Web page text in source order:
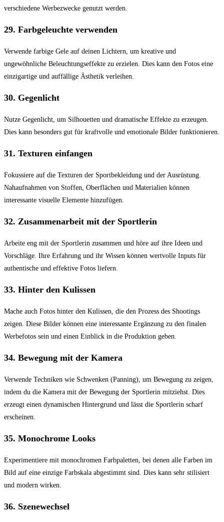
verschiedene Werbezwecke genutzt werden.
29. Farbgeleuchte verwenden
Verwende farbige Gele auf deinen Lichtern, um kreative und
ungewöhnliche Beleuchtungseffekte zu erzielen. Dies kann den Fotos eine
einzigartige und auffällige Ästhetik verleihen.
30. Gegenlicht
Nutze Gegenlicht, um Silhouetten und dramatische Effekte zu erzeugen.
Dies kann besonders gut für kraftvolle und emotionale Bilder funktionieren.
31. Texturen einfangen
Fokussiere auf die Texturen der Sportbekleidung und der Ausrüstung.
Nahaufnahmen von Stoffen, Oberflächen und Materialien können
interessante visuelle Elemente hinzufügen.
32. Zusammenarbeit mit der Sportlerin
Arbeite eng mit der Sportlerin zusammen und höre auf ihre Ideen und
Vorschläge. Ihre Erfahrung und ihr Wissen können wertvolle Inputs für
authentische und effektive Fotos liefern.
33. Hinter den Kulissen
Mache auch Fotos hinter den Kulissen, die den Prozess des Shootings
zeigen. Diese Bilder können eine interessante Ergänzung zu den finalen
Werbefotos sein und einen Einblick in die Produktion geben.
34. Bewegung mit der Kamera
Verwende Techniken wie Schwenken (Panning), um Bewegung zu zeigen,
indem du die Kamera mit der Bewegung der Sportlerin mitziehst. Dies
erzeugt einen dynamischen Hintergrund und lässt die Sportlerin scharf
erscheinen.
35. Monochrome Looks
Experimentiere mit monochromen Farbpaletten, bei denen alle Farben im
Bild auf eine einzige Farbskala abgestimmt sind. Dies kann sehr stilisiert
und modern wirken.
36. Szenewechsel